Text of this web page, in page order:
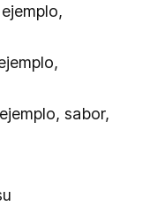
sabor,